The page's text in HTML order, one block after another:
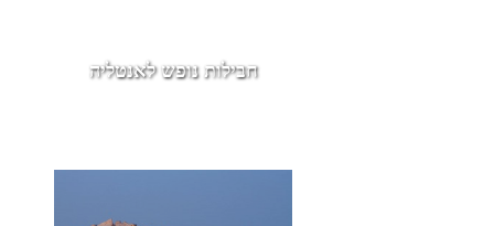
חבילות נופש לאנטליה